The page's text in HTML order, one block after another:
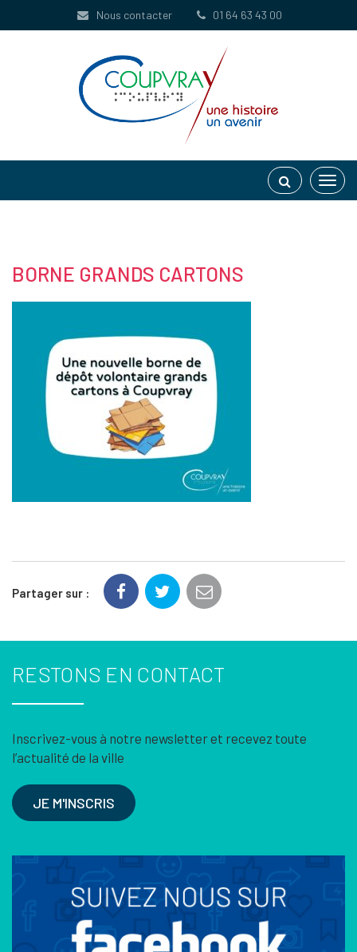
Nous contacter 01 64 63 43 00
BORNE GRANDS CARTONS
Partager sur :
RESTONS EN CONTACT
Inscrivez-vous à notre newsletter et recevez toute
l’actualité de la ville
JE M'INSCRIS